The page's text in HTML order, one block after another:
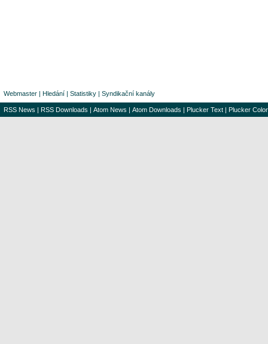
Webmaster | Hledání | Statistiky | Syndikační kanály
RSS News | RSS Downloads | Atom News | Atom Downloads | Plucker Text | Plucker Color